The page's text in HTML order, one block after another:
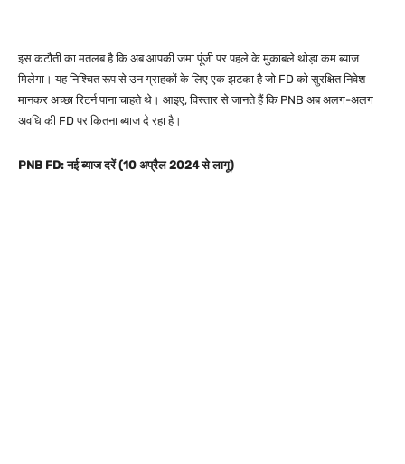
इस कटौती का मतलब है कि अब आपकी जमा पूंजी पर पहले के मुकाबले थोड़ा कम ब्याज
मिलेगा। यह निश्चित रूप से उन ग्राहकों के लिए एक झटका है जो FD को सुरक्षित निवेश
मानकर अच्छा रिटर्न पाना चाहते थे। आइए, विस्तार से जानते हैं कि PNB अब अलग-अलग
अवधि की FD पर कितना ब्याज दे रहा है।
PNB FD: नई ब्याज दरें (10 अप्रैल 2024 से लागू)